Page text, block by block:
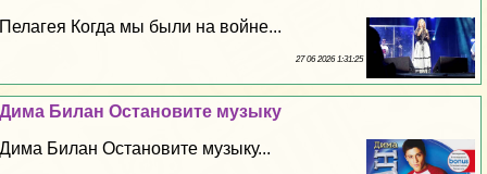
Пелагея Когда мы были на войне...
27 06 2026 1:31:25
Дима Билан Остановите музыку
Дима Билан Остановите музыку...